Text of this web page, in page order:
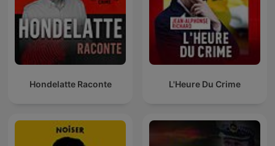
Hondelatte Raconte L'Heure Du Crime